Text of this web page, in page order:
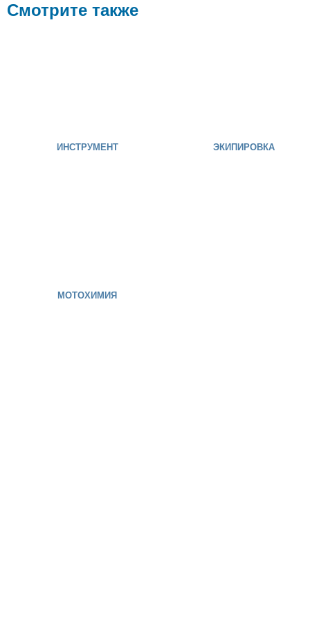
Смотрите также
ИНСТРУМЕНТ ЭКИПИРОВКА
МОТОХИМИЯ